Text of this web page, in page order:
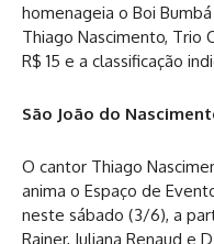
homenageia o Boi
Thiago Nascimento, Trio
R$ 15 e a classificação
São João do
O cantor Thiago
anima o Espaço de
neste sábado (3/6), a
Rainer, Juliana Renaud e